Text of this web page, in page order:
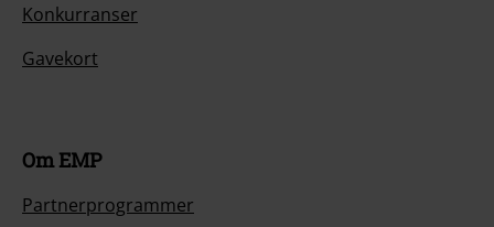
Konkurranser
Gavekort
Om EMP
Partnerprogrammer